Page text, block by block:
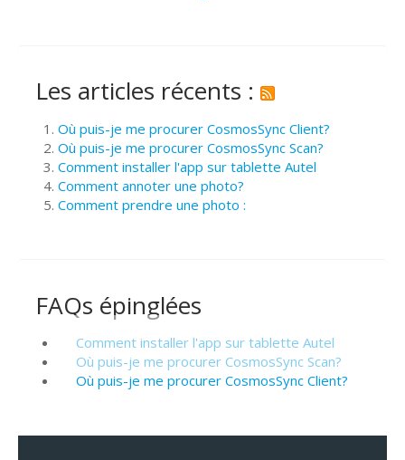
Les articles récents :
Où puis-je me procurer CosmosSync Client?
Où puis-je me procurer CosmosSync Scan?
Comment installer l'app sur tablette Autel
Comment annoter une photo?
Comment prendre une photo :
FAQs épinglées
Comment installer l'app sur tablette Autel
Où puis-je me procurer CosmosSync Scan?
Où puis-je me procurer CosmosSync Client?